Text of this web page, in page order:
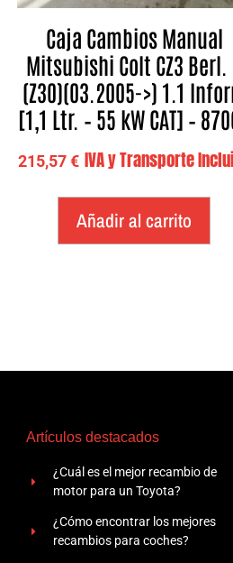
Caja Cambios Manual
Mitsubishi Colt CZ3 Berl.
(Z30)(03.2005->) 1.1
[1,1 Ltr. – 55 kW CAT] –
215,57€ IVA y Transporte
Añadir al carrito
Artículos destacados
¿Cuál es el mejor recambio de
motor para un Toyota?
¿Cómo encontrar los mejores
recambios para coches?